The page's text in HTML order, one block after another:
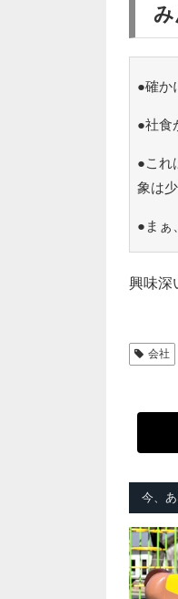
●確か
●社食
●これ
象は
●まぁ
興味深
会社
今、